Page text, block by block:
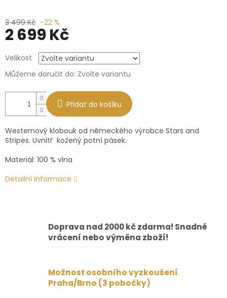
3 499 Kč –22 %
2 699 Kč
cena:
Velikost
Můžeme doručit do: Zvolte variantu
Přidat do košíku
Westernový klobouk od německého výrobce Stars and
Stripes. Uvnitř kožený potní pásek.
Materiál: 100 % vlna
Detailní informace
Doprava nad 2000 kč zdarma! Snadné
vrácení nebo výměna zboží!
Možnost osobního vyzkoušení
Praha/Brno (3 pobočky)